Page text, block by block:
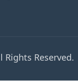
Reserved.